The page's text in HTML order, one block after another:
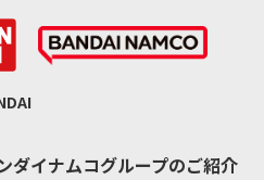
ダイナムコグループのご紹介